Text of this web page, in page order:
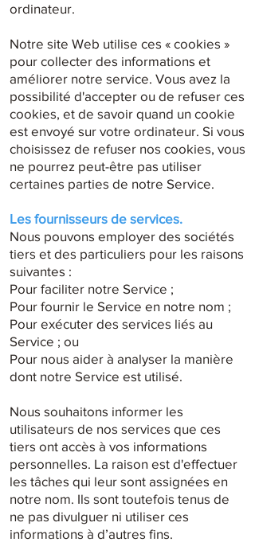
ordinateur.
Notre site Web utilise ces « cookies »
pour collecter des informations et
améliorer notre service. Vous avez la
possibilité d'accepter ou de refuser ces
cookies, et de savoir quand un cookie
est envoyé sur votre ordinateur. Si vous
choisissez de refuser nos cookies, vous
ne pourrez peut-être pas utiliser
certaines parties de notre Service.
Les fournisseurs de services.
Nous pouvons employer des sociétés
tiers et des particuliers pour les raisons
suivantes :
Pour faciliter notre Service ;
Pour fournir le Service en notre nom ;
Pour exécuter des services liés au
Service ; ou
Pour nous aider à analyser la manière
dont notre Service est utilisé.
Nous souhaitons informer les
utilisateurs de nos services que ces
tiers ont accès à vos informations
personnelles. La raison est d'effectuer
les tâches qui leur sont assignées en
notre nom. Ils sont toutefois tenus de
ne pas divulguer ni utiliser ces
informations à d’autres fins.